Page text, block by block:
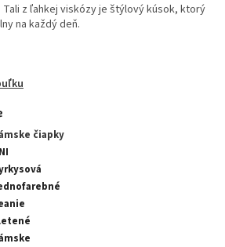
z ľahkej viskózy je štýlový kúsok, ktorý
na každý deň.
čiapky